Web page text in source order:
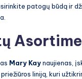
patogų būdą ir
Mary Kaynaujienas,
liniją, kuri